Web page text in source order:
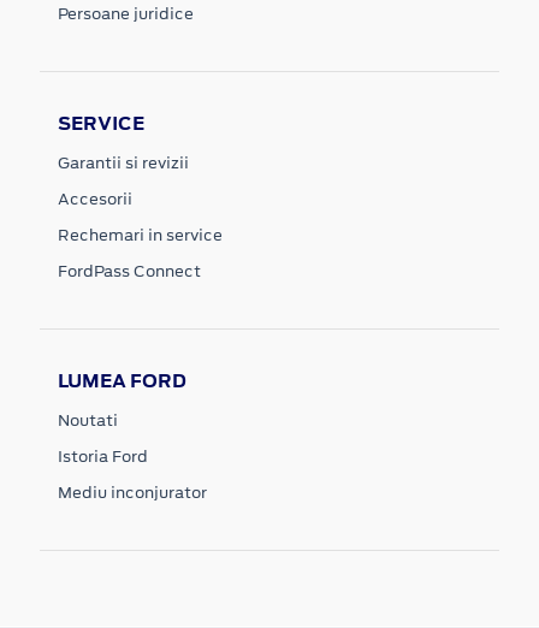
Persoane juridice
SERVICE
Garantii si revizii
Accesorii
Rechemari in service
FordPass Connect
LUMEA FORD
Noutati
Istoria Ford
Mediu inconjurator